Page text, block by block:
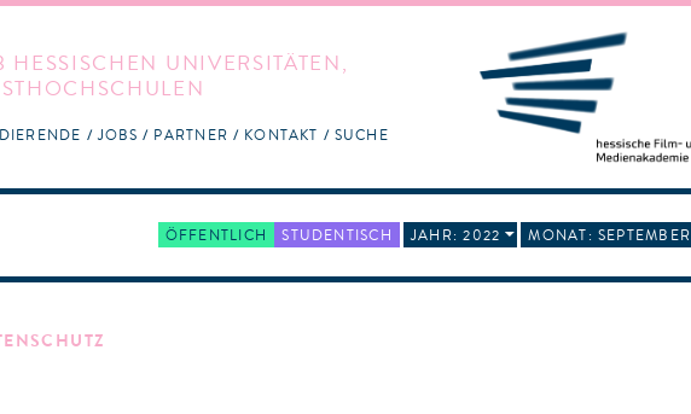
UNIVERSITÄTEN,
JOBS PARTNER KONTAKT SUCHE
ÖFFENTLICH STUDENTISCH JAHR: 2022 MONAT: SEPTEMBER